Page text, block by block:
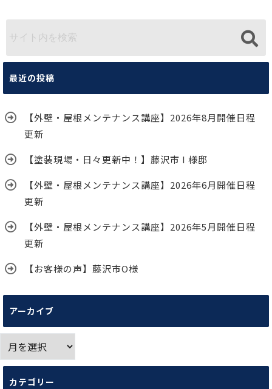
最近の投稿
【外壁・屋根メンテナンス講座】2026年8月開催日程
更新
【塗装現場・日々更新中！】藤沢市 I 様邸
【外壁・屋根メンテナンス講座】2026年6月開催日程
更新
【外壁・屋根メンテナンス講座】2026年5月開催日程
更新
【お客様の声】藤沢市O様
アーカイブ
ー
カ
カテゴリー